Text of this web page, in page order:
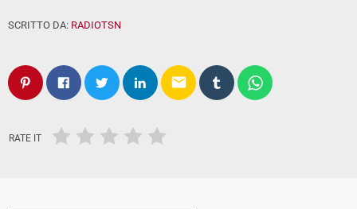
SCRITTO DA: RADIOTSN
email
RATE IT